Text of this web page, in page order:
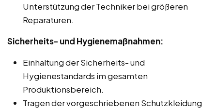
Unterstützung der Techniker bei größeren
Reparaturen.
Sicherheits- und Hygienemaßnahmen:
Einhaltung der Sicherheits- und
Hygienestandards im gesamten
Produktionsbereich.
Tragen der vorgeschriebenen Schutzkleidung